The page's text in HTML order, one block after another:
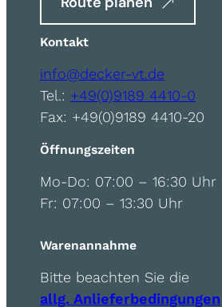
Kontakt
info@decker-vt.de
Tel.: +49(0)9189 4410-0
Fax: +49(0)9189 4410-20
Öffnungszeiten
Mo-Do: 07:00 – 16:30 Uhr
Fr: 07:00 – 13:30 Uhr
Warenannahme
Bitte beachten Sie die
allg. Anlieferbedingungen